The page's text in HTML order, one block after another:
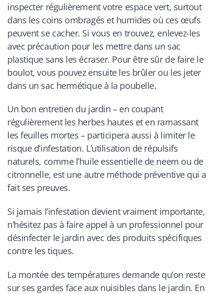
inspecter régulièrement votre espace vert, surtout
dans les coins ombragés et humides où ces œufs
peuvent se cacher. Si vous en trouvez, enlevez-les
avec précaution pour les mettre dans un sac
plastique sans les écraser. Pour être sûr de faire le
boulot, vous pouvez ensuite les brûler ou les jeter
dans un sac hermétique à la poubelle.
Un bon entretien du jardin – en coupant
régulièrement les herbes hautes et en ramassant
les feuilles mortes – participera aussi à limiter le
risque d’infestation. L’utilisation de répulsifs
naturels, comme l’huile essentielle de neem ou de
citronnelle, est une autre méthode préventive qui a
fait ses preuves.
Si jamais l’infestation devient vraiment importante,
n’hésitez pas à faire appel à un professionnel pour
désinfecter le jardin avec des produits spécifiques
contre les tiques.
La montée des températures demande qu’on reste
sur ses gardes face aux nuisibles dans le jardin. En